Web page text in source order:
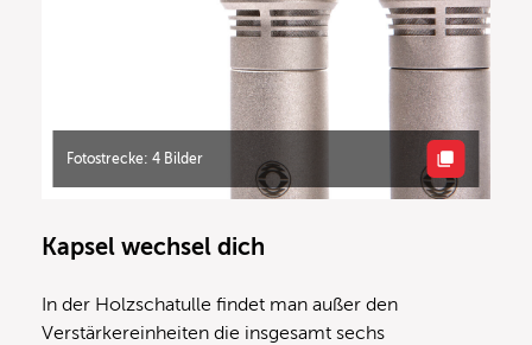
Fotostrecke: 4 Bilder
Kapsel wechsel dich
In der Holzschatulle findet man außer den
Verstärkereinheiten die insgesamt sechs